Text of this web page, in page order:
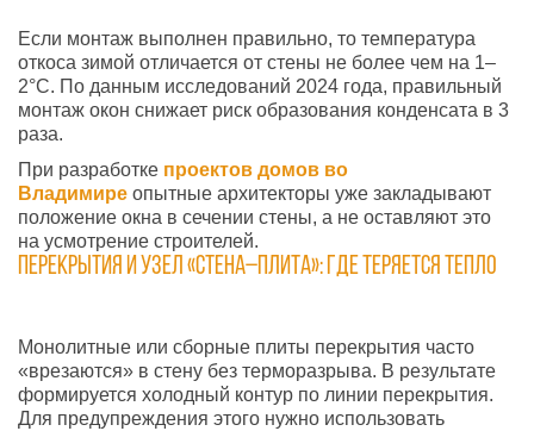
Если монтаж выполнен правильно, то температура
откоса зимой отличается от стены не более чем на 1–
2°C. По данным исследований 2024 года, правильный
монтаж окон снижает риск образования конденсата в 3
раза.
При разработке проектов домов во
Владимире опытные архитекторы уже закладывают
положение окна в сечении стены, а не оставляют это
на усмотрение строителей.
Перекрытия и узел «стена–плита»: где теряется тепло
Монолитные или сборные плиты перекрытия часто
«врезаются» в стену без терморазрыва. В результате
формируется холодный контур по линии перекрытия.
Для предупреждения этого нужно использовать